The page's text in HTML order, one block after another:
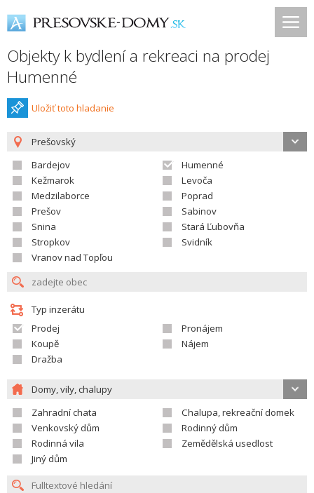
Objekty k bydlení a rekreaci na prodej
Humenné
Uložiť toto hladanie
Prešovský
Bardejov
Humenné
Kežmarok
Levoča
Medzilaborce
Poprad
Prešov
Sabinov
Snina
Stará Ľubovňa
Stropkov
Svidník
Vranov nad Topľou
Typ inzerátu
Prodej
Pronájem
Koupě
Nájem
Dražba
Domy, vily, chalupy
Zahradní chata
Chalupa, rekreační domek
Venkovský dům
Rodinný dům
Rodinná vila
Zemědělská usedlost
Jiný dům